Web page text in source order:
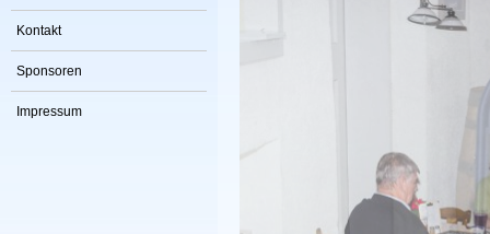
Kontakt
Sponsoren
Impressum